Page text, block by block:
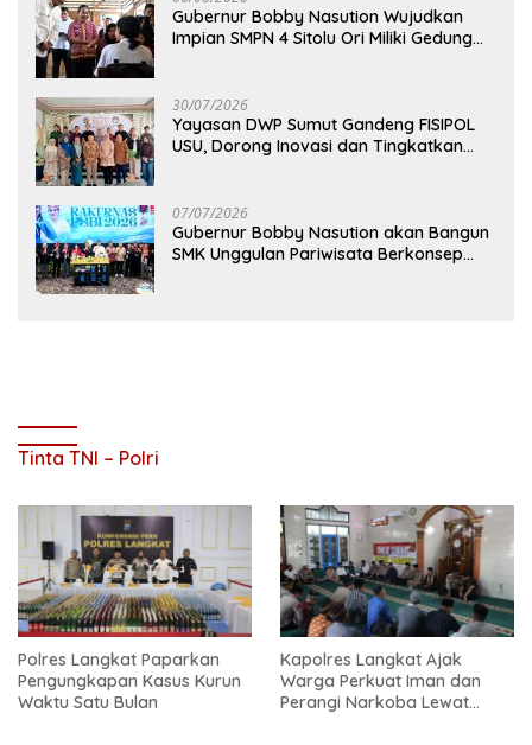
Gubernur Bobby Nasution Wujudkan
Impian SMPN 4 Sitolu Ori Miliki Gedung
30/07/2026
Yayasan DWP Sumut Gandeng FISIPOL
USU, Dorong Inovasi dan Tingkatkan
07/07/2026
Gubernur Bobby Nasution akan Bangun
SMK Unggulan Pariwisata Berkonsep
Tinta TNI – Polri
Polres Langkat Paparkan
Pengungkapan Kasus Kurun
Waktu Satu Bulan
Kapolres Langkat Ajak
Warga Perkuat Iman dan
Perangi Narkoba Lewat